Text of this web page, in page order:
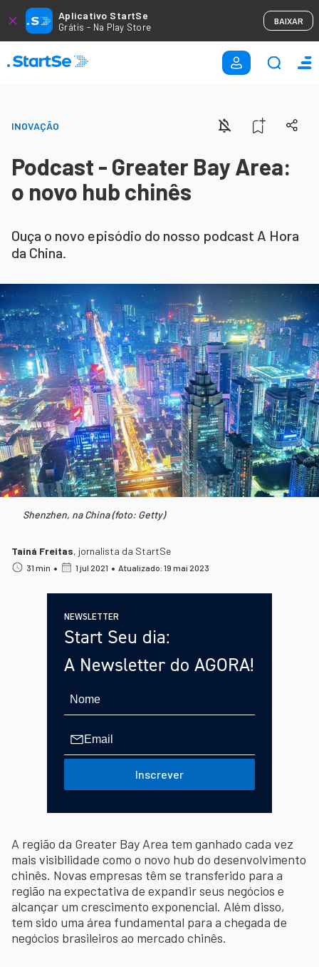
Aplicativo StartSe
Grátis - Na Play Store
BAIXAR
INOVAÇÃO
Podcast - Greater Bay Area:
o novo hub chinês
Ouça o novo episódio do nosso podcast A Hora
da China.
Shenzhen, na China (foto: Getty)
Tainá Freitas, jornalista da StartSe
31 min • 1 jul 2021 • Atualizado: 19 mai 2023
NEWSLETTER
Start Seu dia:
A Newsletter do AGORA!
Inscrever
A região da Greater Bay Area tem ganhado cada vez
mais visibilidade como o novo hub do desenvolvimento
chinês. Novas empresas têm se transferido para a
região na expectativa de expandir seus negócios e
alcançar um crescimento exponencial. Além disso,
tem sido uma área fundamental para a chegada de
negócios brasileiros ao mercado chinês.